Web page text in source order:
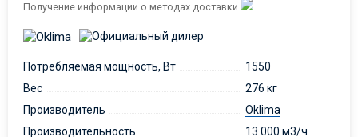
Получение информации о методах доставки
Потребляемая мощность, Вт
1550
Вес
276 кг
Производитель
Oklima
Производительность
13 000 м3/ч